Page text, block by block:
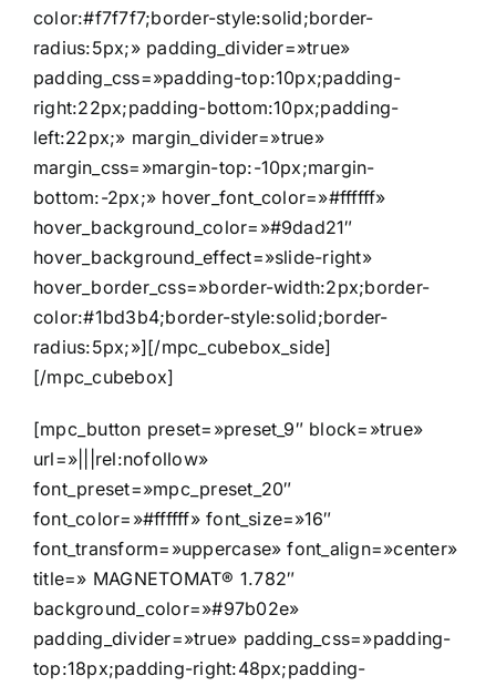
color:#f7f7f7;border-style:solid;border-
radius:5px;» padding_divider=»true»
padding_css=»padding-top:10px;padding-
right:22px;padding-bottom:10px;padding-
left:22px;» margin_divider=»true»
margin_css=»margin-top:-10px;margin-
bottom:-2px;» hover_font_color=»#ffffff»
hover_background_color=»#9dad21″
hover_background_effect=»slide-right»
hover_border_css=»border-width:2px;border-
color:#1bd3b4;border-style:solid;border-
radius:5px;»][/mpc_cubebox_side]
[/mpc_cubebox]
[mpc_button preset=»preset_9″ block=»true»
url=»|||rel:nofollow»
font_preset=»mpc_preset_20″
font_color=»#ffffff» font_size=»16″
font_transform=»uppercase» font_align=»center»
title=» MAGNETOMAT® 1.782″
background_color=»#97b02e»
padding_divider=»true» padding_css=»padding-
top:18px;padding-right:48px;padding-